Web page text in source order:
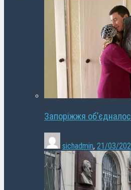
Запоріжжя
sichadmin, 21/03/